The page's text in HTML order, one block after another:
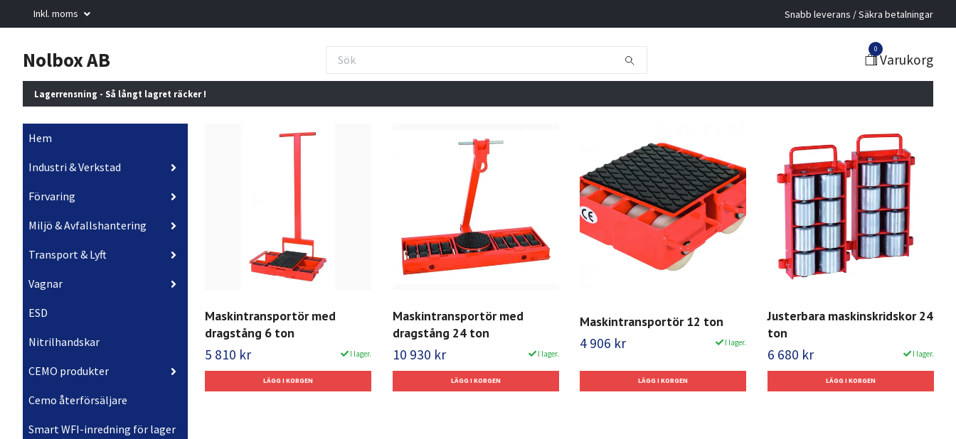
Inkl. moms Snabb leverans / Säkra betalningar
Nolbox AB 0
Varukorg
Lagerrensning - Så långt lagret räcker !
Hem
Industri & Verkstad
Förvaring
Miljö & Avfallshantering
Transport & Lyft
Vagnar
ESD
Nitrilhandskar
CEMO produkter
Cemo återförsäljare
Smart WFI-inredning för lager
Maskintransportör med
dragstång 6 ton
5 810 kr I lager.
Maskintransportör med
dragstång 24 ton
10 930 kr I lager.
Maskintransportör 12 ton
4 906 kr I lager.
Justerbara maskinskridskor 24
ton
6 680 kr I lager.